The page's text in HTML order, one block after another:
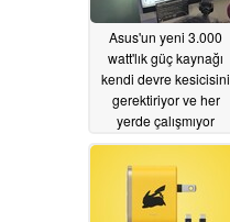
Asus'un yeni 3.000
watt'lık güç kaynağı
kendi devre kesicisini
gerektiriyor ve her
yerde çalışmıyor
06/03/2026